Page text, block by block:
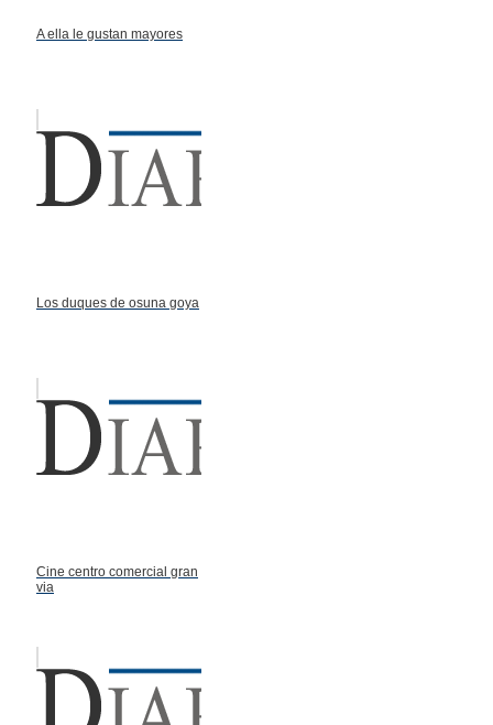
A ella le gustan mayores
Los duques de osuna goya
Cine centro comercial gran
via